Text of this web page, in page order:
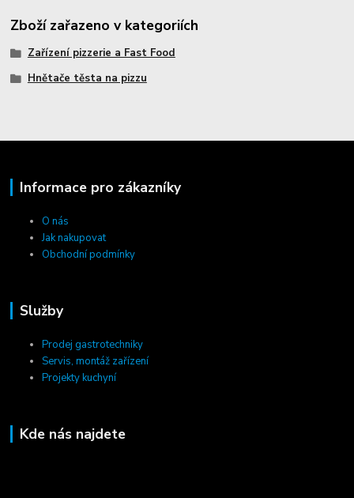
Zboží zařazeno v kategoriích
Zařízení pizzerie a Fast Food
Hnětače těsta na pizzu
Informace pro zákazníky
O nás
Jak nakupovat
Obchodní podmínky
Služby
Prodej gastrotechniky
Servis, montáž zařízení
Projekty kuchyní
Kde nás najdete